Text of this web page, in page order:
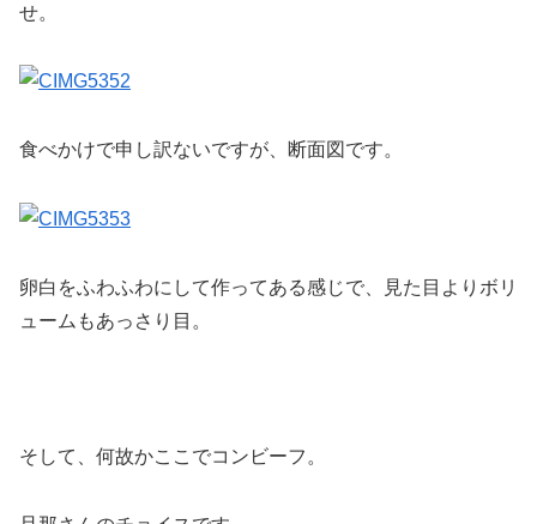
せ。
食べかけで申し訳ないですが、断面図です。
卵白をふわふわにして作ってある感じで、見た目よりボリ
ュームもあっさり目。
そして、何故かここでコンビーフ。